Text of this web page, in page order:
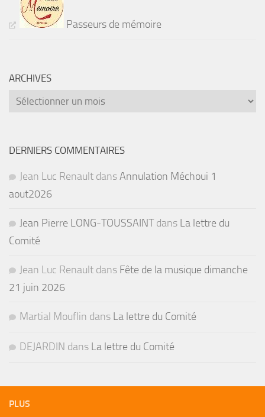
Passeurs de mémoire
ARCHIVES
Archives
DERNIERS COMMENTAIRES
Jean Luc Renault dansAnnulation Méchoui 1
aout2026
Jean Pierre LONG-TOUSSAINTdans La lettre du
Comité
Jean Luc Renault dans Fête de la musique dimanche
21 juin 2026
Martial Mouflin dans La lettre du Comité
DEJARDIN dans La lettre du Comité
PLUS